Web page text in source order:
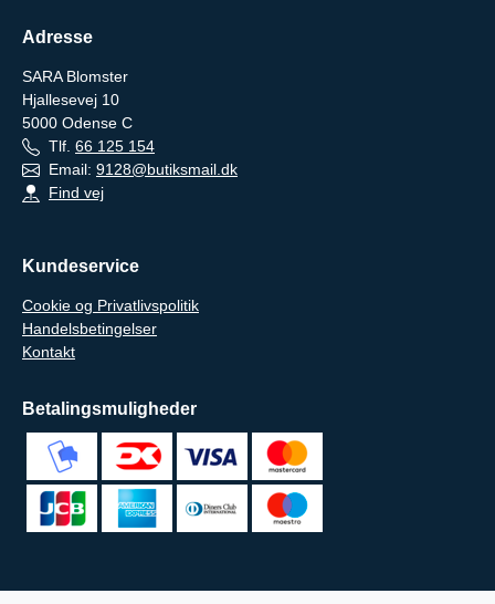
Adresse
SARA Blomster
Hjallesevej 10
5000 Odense C
Tlf. 66 125 154
Email: 9128@butiksmail.dk
Find vej
Kundeservice
Cookie og Privatlivspolitik
Handelsbetingelser
Kontakt
Betalingsmuligheder